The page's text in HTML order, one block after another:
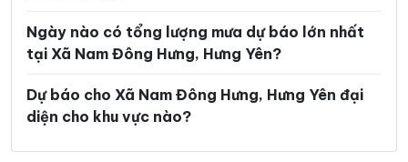
Xã Nam Tiền Hải Xã Nam Tiên Hưng
Xã Nghĩa Dân Xã Nghĩa Trụ
Xã Nguyễn Du
Xã Nguyễn Văn Linh Xã Như Quỳnh
Ngày nào có tổng lượng mưa dự báo lớn nhất
tại Xã Nam Đông Hưng, Hưng Yên?
Dự báo cho Xã Nam Đông Hưng, Hưng Yên đại
diện cho khu vực nào?